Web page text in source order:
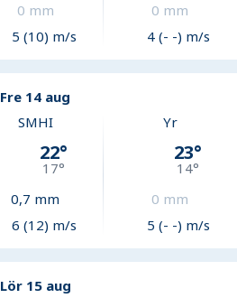
0 mm
5 (10) m/s
0 mm
4 (- -) m/s
Fre 14 aug
SMHI
22°
17°
0,7 mm
6 (12) m/s
Yr
23°
14°
0 mm
5 (- -) m/s
Lör 15 aug